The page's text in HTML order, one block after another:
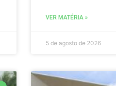
VER MATÉRIA »
5 de agosto de 2026